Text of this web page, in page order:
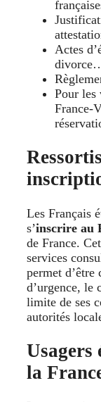
Actes
Pour les
France-
Les Français
s’inscrire au
de France.
services
permet d’être
d’urgence, le
limite de ses
autorités
Usagers
la